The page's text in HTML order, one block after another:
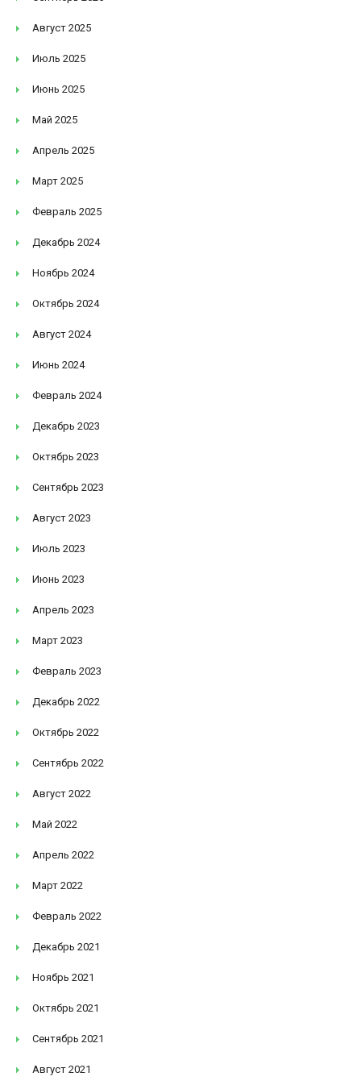
Август 2025
Июль 2025
Июнь 2025
Май 2025
Апрель 2025
Март 2025
Февраль 2025
Декабрь 2024
Ноябрь 2024
Октябрь 2024
Август 2024
Июнь 2024
Февраль 2024
Декабрь 2023
Октябрь 2023
Сентябрь 2023
Август 2023
Июль 2023
Июнь 2023
Апрель 2023
Март 2023
Февраль 2023
Декабрь 2022
Октябрь 2022
Сентябрь 2022
Август 2022
Май 2022
Апрель 2022
Март 2022
Февраль 2022
Декабрь 2021
Ноябрь 2021
Октябрь 2021
Сентябрь 2021
Август 2021